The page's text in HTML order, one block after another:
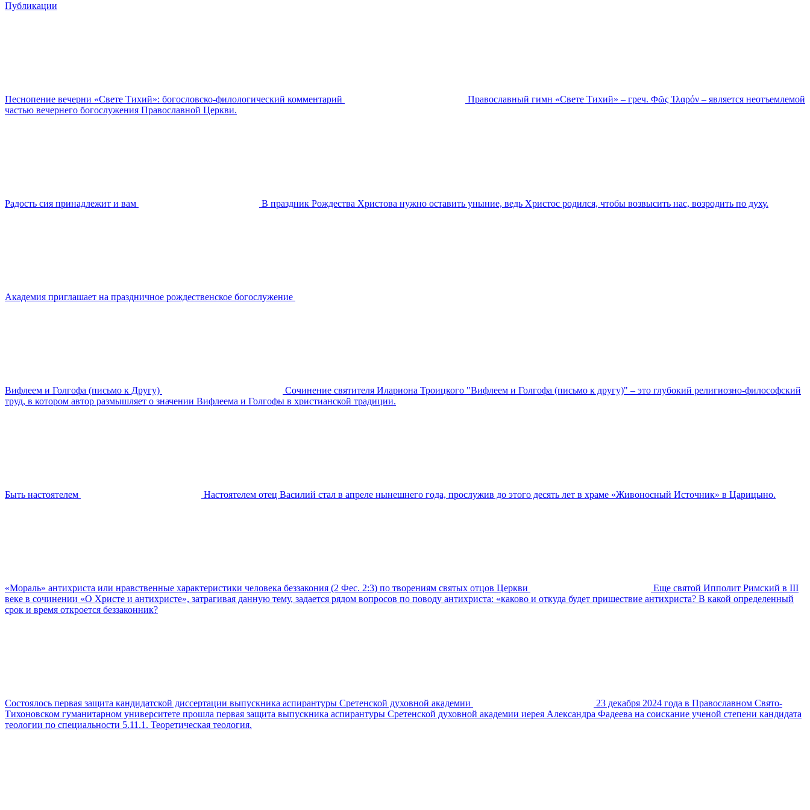
Публикации
Песнопение вечерни «Свете Тихий»: богословско-филологический комментарий
Православный гимн «Свете Тихий» – греч. Φῶς Ἱλαρόν – является неотъемлемой
частью вечернего богослужения Православной Церкви.
Радость сия принадлежит и вам В праздник Рождества Христова нужно оставить уныние, ведь Христос родился, чтобы возвысить нас, возродить по духу.
Академия приглашает на праздничное рождественское богослужение
Вифлеем и Голгофа (письмо к Другу)
Сочинение святителя Илариона Троицкого "Вифлеем и Голгофа (письмо к другу)" – это глубокий религиозно-философский
труд, в котором автор размышляет о значении Вифлеема и Голгофы в христианской традиции.
Быть настоятелем Настоятелем отец Василий стал в апреле нынешнего года, прослужив до этого десять лет в храме «Живоносный Источник» в Царицыно.
«Мораль» антихриста или нравственные характеристики человека беззакония (2 Фес. 2:3) по творениям святых отцов Церкви
Еще святой Ипполит Римский в III
веке в сочинении «О Христе и антихристе», затрагивая данную тему, задается рядом вопросов по поводу антихриста: «каково и откуда будет пришествие антихриста? В какой определенный
срок и время откроется беззаконник?
Состоялось первая защита кандидатской диссертации выпускника аспирантуры Сретенской духовной академии
23 декабря 2024 года в Православном Свято-
Тихоновском гуманитарном университете прошла первая защита выпускника аспирантуры Сретенской духовной академии иерея Александра Фадеева на соискание ученой степени кандидата
теологии по специальности 5.11.1. Теоретическая теология.